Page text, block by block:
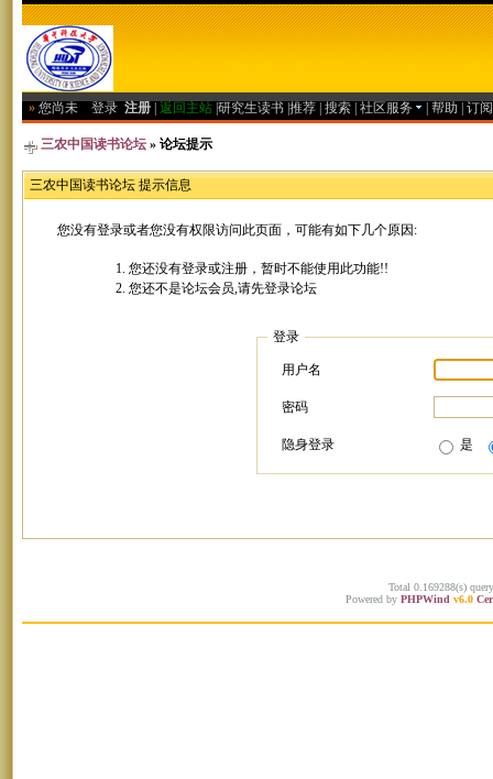
» 您尚未 登录 注册 返回主站 研究生读书 推荐 搜索 社区服务 帮助 订
三农中国读书论坛 » 论坛提示
三农中国读书论坛 提示信息
您没有登录或者您没有权限访问此页面，可能有如下几个原因:
您还没有登录或注册，暂时不能使用此功能!!
您还不是论坛会员,请先登录论坛
登录
用户名
密码
隐身登录 是
Total 0.169288(s)
Powered by PHPWind v6.0